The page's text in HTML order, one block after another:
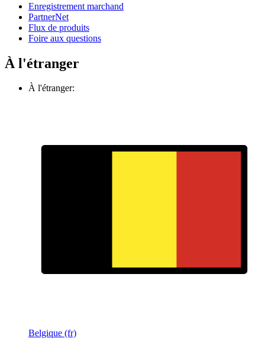
Enregistrement marchand
PartnerNet
Flux de produits
Foire aux questions
À l'étranger
À l'étranger:
Belgique (fr)